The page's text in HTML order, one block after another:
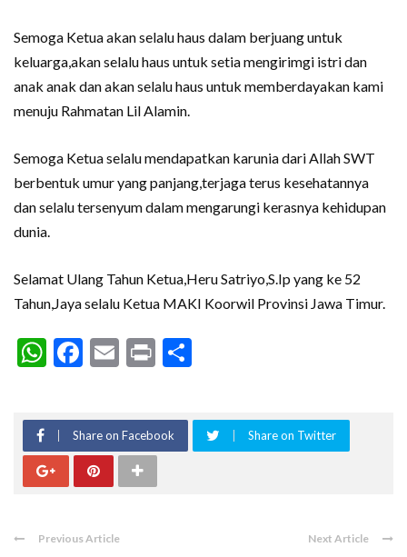
Semoga Ketua akan selalu haus dalam berjuang untuk
keluarga,akan selalu haus untuk setia mengirimgi istri dan
anak anak dan akan selalu haus untuk memberdayakan kami
menuju Rahmatan Lil Alamin.
Semoga Ketua selalu mendapatkan karunia dari Allah SWT
berbentuk umur yang panjang,terjaga terus kesehatannya
dan selalu tersenyum dalam mengarungi kerasnya kehidupan
dunia.
Selamat Ulang Tahun Ketua,Heru Satriyo,S.Ip yang ke 52
Tahun,Jaya selalu Ketua MAKI Koorwil Provinsi Jawa Timur.
WhatsApp
Facebook
Email
Print
Share on Facebook Share on Twitter
Previous Article Next Article